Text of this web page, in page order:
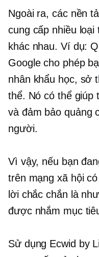
Ngoài ra, các nền
cung cấp nhiều
khác nhau. Ví dụ:
Google cho phép
nhân khẩu học, sở
thể. Nó có thể giúp
và đảm bảo quảng
người.
Vì vậy, nếu bạn
trên mạng xã hội
lời chắc chắn là
được nhắm mục
Sử dụng Ecwid by